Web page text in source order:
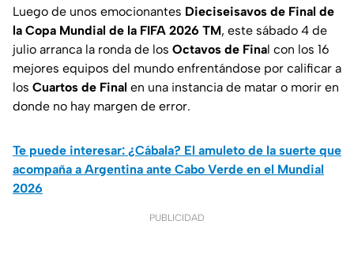
Luego de unos emocionantes Dieciseisavos de Final de
la Copa Mundial de la FIFA 2026 TM, este sábado 4 de
julio arranca la ronda de los Octavos de Final con los 16
mejores equipos del mundo enfrentándose por calificar a
los Cuartos de Final en una instancia de matar o morir en
donde no hay margen de error.
Te puede interesar: ¿Cábala? El amuleto de la suerte que
acompaña a Argentina ante Cabo Verde en el Mundial
2026
PUBLICIDAD